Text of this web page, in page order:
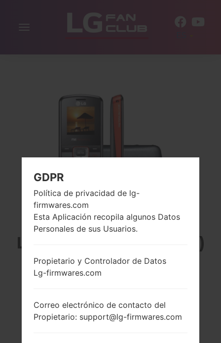
Alternar
LG GB190A (LGGB190A)
DE LA SERIE LG
GDPR
Política de privacidad de lg-
firmwares.com
Esta Aplicación recopila algunos Datos
Personales de sus Usuarios.
Propietario y Controlador de Datos
Lg-firmwares.com
Correo electrónico de contacto del
Propietario: support@lg-firmwares.com